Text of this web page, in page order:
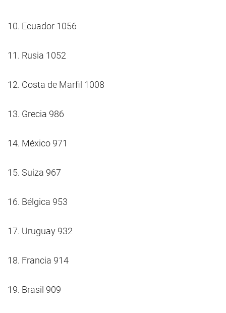
10. Ecuador 1056
11. Rusia 1052
12. Costa de Marfil 1008
13. Grecia 986
14. México 971
15. Suiza 967
16. Bélgica 953
17. Uruguay 932
18. Francia 914
19. Brasil 909